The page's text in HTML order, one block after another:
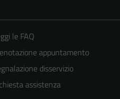
le FAQ
appuntamento
disservizio
assistenza